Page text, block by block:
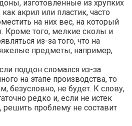
изготовленные из хрупких
акрил или пластик, часто
на них вес, на который
Кроме того, мелкие сколы и
из-за того, что на
предметы, например,
поддон сломался из-за
на этапе производства, то
безусловно, не будет. К слову,
редко и, если не истек
решить проблему не составит